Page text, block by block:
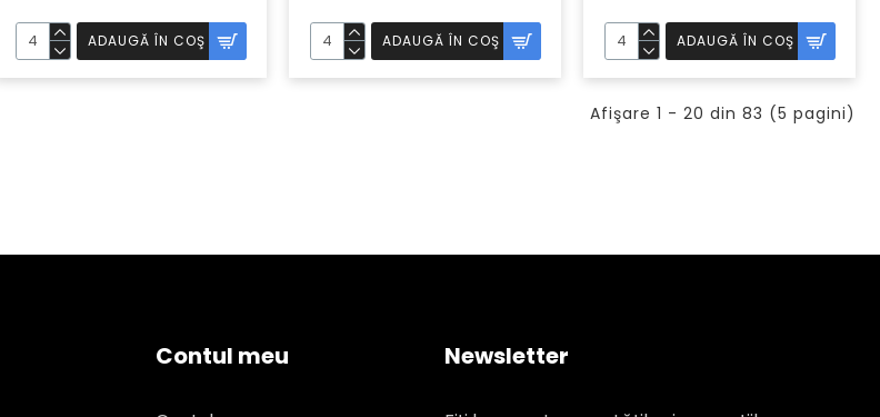
ADAUGĂ ÎN COŞ ADAUGĂ ÎN COŞ ADAUGĂ ÎN COŞ
Afişare 1 - 20 din 83 (5 pagini)
Contul meu Newsletter